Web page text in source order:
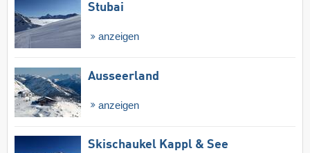
Stubai
anzeigen
Ausseerland
anzeigen
Skischaukel Kappl & See